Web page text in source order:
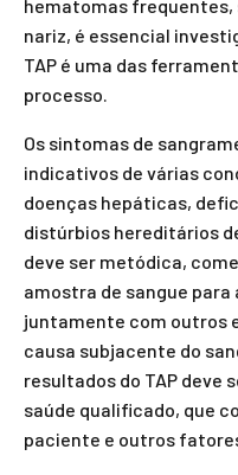
hematomas frequentes,
nariz, é essencial
TAP é uma das
processo.
Os sintomas de
indicativos de várias
doenças hepáticas,
distúrbios hereditários
deve ser metódica,
amostra de sangue para
juntamente com outros
causa subjacente do
resultados do TAP deve
saúde qualificado, que
paciente e outros